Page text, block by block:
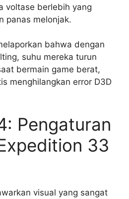
voltase berlebih yang
panas melonjak.
bahwa dengan
suhu mereka turun
bermain game berat,
menghilangkan error D3D
Pengaturan
33
visual yang sangat